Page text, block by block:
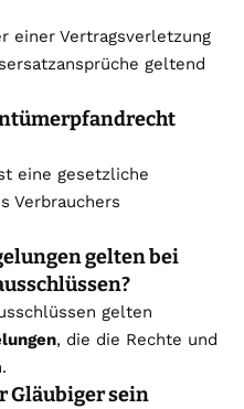
einer Vertragsverletzung
geltend
eine gesetzliche
Verbrauchers
gelten bei
gelten
, die die Rechte und
Gläubiger sein